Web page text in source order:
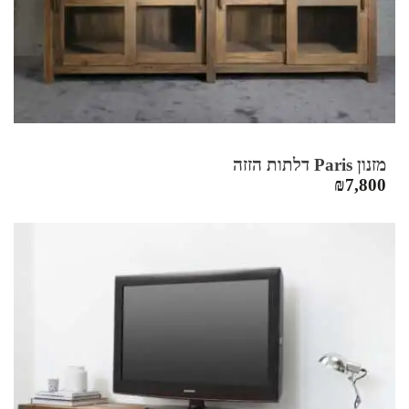
מזנון Paris דלתות הזזה
₪7,800